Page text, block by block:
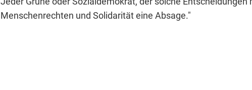
Menschenrechten und Solidarität eine Absage."